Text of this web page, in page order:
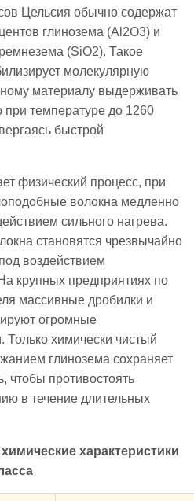
Цельсия обычно содержат
глинозема (Al2O3) и
(SiO2). Такое
молекулярную
материалу выдерживать
при температуре до 1260
быстрой
физический процесс, при
волокна медленно
сильного нагрева.
становятся чрезвычайно
воздействием
крупных предприятиях по
массивные дробилки и
огромные
Только химически чистый
глинозема сохраняет
чтобы противостоять
в течение длительных
характеристики